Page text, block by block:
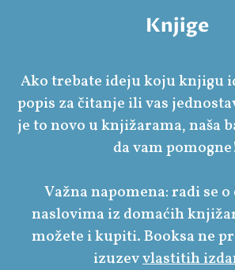
Knjige
Ako trebate ideju koju knjigu
popis za čitanje ili vas
je to novo u knjižarama, naša
da vam
Važna napomena: radi se
naslovima iz domaćih
možete i kupiti. Booksa ne
izuzevvlastitih